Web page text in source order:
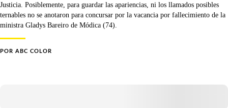
Justicia. Posiblemente, para guardar las apariencias, ni los llamados posibles
ternables no se anotaron para concursar por la vacancia por fallecimiento de la
ministra Gladys Bareiro de Módica (74).
POR ABC COLOR